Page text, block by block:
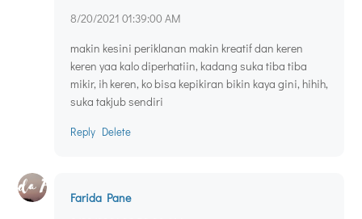
8/20/2021 01:39:00 AM
makin kesini periklanan makin kreatif dan keren
keren yaa kalo diperhatiin, kadang suka tiba tiba
mikir, ih keren, ko bisa kepikiran bikin kaya gini, hihih,
suka takjub sendiri
Reply Delete
Farida Pane